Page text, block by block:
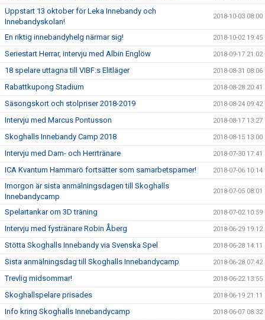
Uppstart 13 oktober för Leka Innebandy och
Innebandyskolan!
2018-10-03 08:00
En riktig innebandyhelg närmar sig! 2018-10-02 19:45
Seriestart Herrar, intervju med Albin Englöw 2018-09-17 21:02
18 spelare uttagna till VIBF:s Elitläger 2018-08-31 08:06
Rabattkupong Stadium 2018-08-28 20:41
Säsongskort och stolpriser 2018-2019 2018-08-24 09:42
Intervju med Marcus Pontusson 2018-08-17 13:27
Skoghalls Innebandy Camp 2018 2018-08-15 13:00
Intervju med Dam- och Herrtränare 2018-07-30 17:41
ICA Kvantum Hammarö fortsätter som samarbetsparner! 2018-07-06 10:14
Imorgon är sista anmälningsdagen till Skoghalls
Innebandycamp
2018-07-05 08:01
Spelartankar om 3D träning 2018-07-02 10:59
Intervju med fystränare Robin Åberg 2018-06-29 19:12
Stötta Skoghalls Innebandy via Svenska Spel 2018-06-28 14:11
Sista anmälningsdag till Skoghalls Innebandycamp 2018-06-28 07:42
Trevlig midsommar! 2018-06-22 13:55
Skoghallspelare prisades 2018-06-19 21:11
Info kring Skoghalls Innebandycamp 2018-06-07 08:32